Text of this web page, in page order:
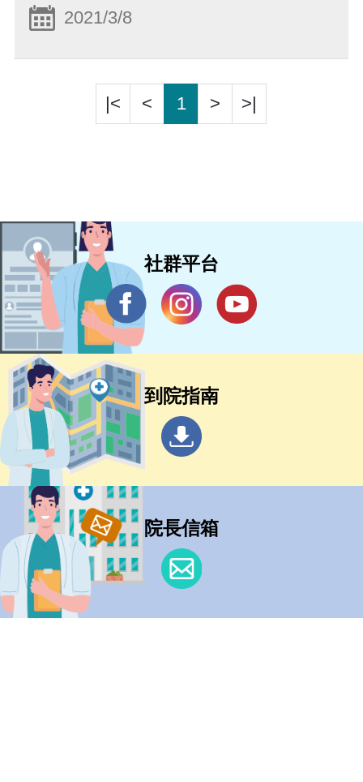
2021/3/8
|< < 1 > >|
社群平台
到院指南
院長信箱